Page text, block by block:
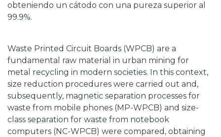
obteniendo un cátodo con una pureza superior al
99.9%.
Waste Printed Circuit Boards (WPCB) are a
fundamental raw material in urban mining for
metal recycling in modern societies. In this context,
size reduction procedures were carried out and,
subsequently, magnetic separation processes for
waste from mobile phones (MP-WPCB) and size-
class separation for waste from notebook
computers (NC-WPCB) were compared, obtaining